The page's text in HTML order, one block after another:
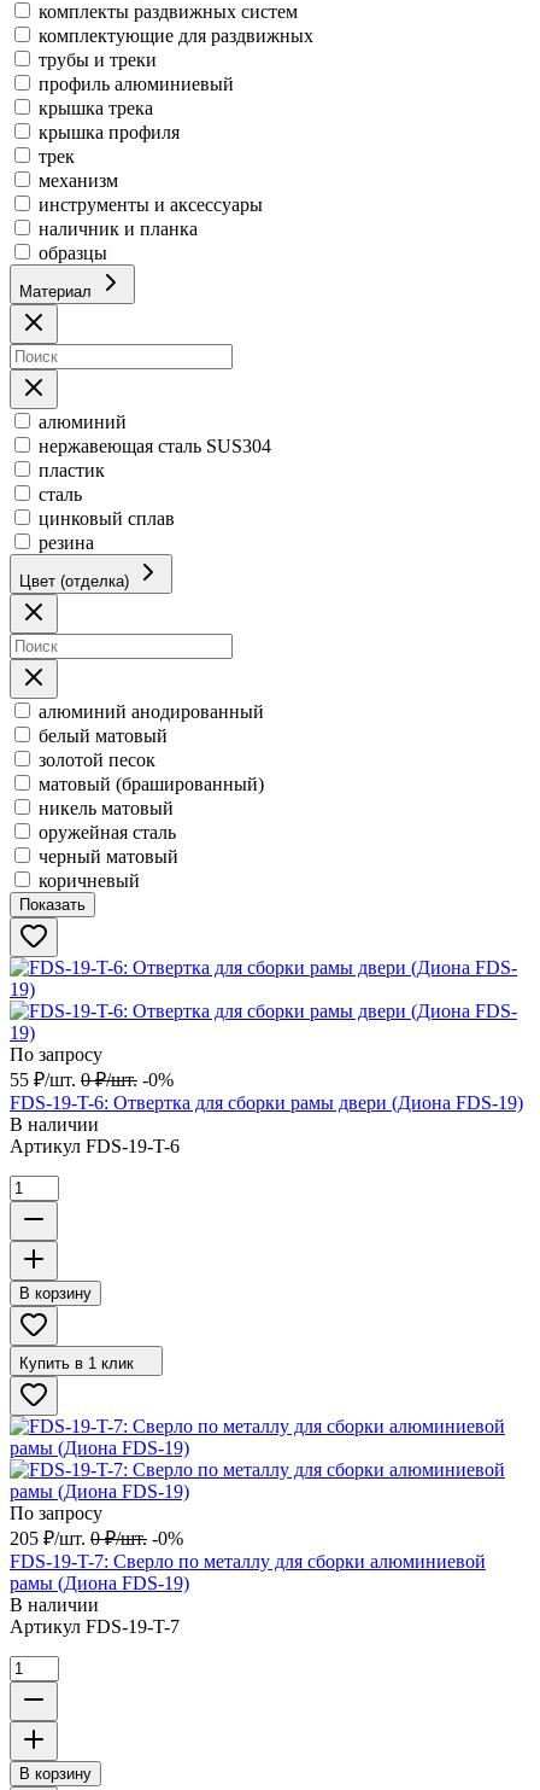
комплекты раздвижных систем
комплектующие для раздвижных
трубы и треки
профиль алюминиевый
крышка трека
крышка профиля
трек
механизм
инструменты и аксессуары
наличник и планка
образцы
Материал
алюминий
нержавеющая сталь SUS304
пластик
сталь
цинковый сплав
резина
Цвет (отделка)
алюминий анодированный
белый матовый
золотой песок
матовый (брашированный)
никель матовый
оружейная сталь
черный матовый
коричневый
Показать
По запросу
55 ₽/шт. 0 ₽/шт. -0%
FDS-19-T-6: Отвертка для сборки рамы двери (Диона FDS-19)
В наличии
Артикул FDS-19-T-6
В корзину
Купить в 1 клик
По запросу
205 ₽/шт. 0 ₽/шт. -0%
FDS-19-T-7: Сверло по металлу для сборки алюминиевой
рамы (Диона FDS-19)
В наличии
Артикул FDS-19-T-7
В корзину